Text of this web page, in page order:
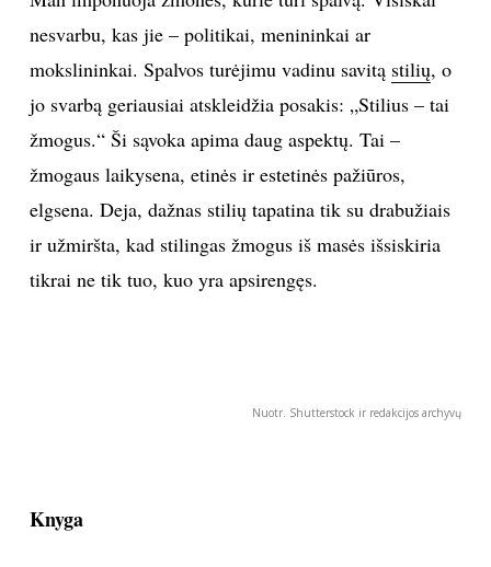
nesvarbu, kas jie – politikai, menininkai ar
mokslininkai. Spalvos turėjimu vadinu savitą stilių, o
jo svarbą geriausiai atskleidžia posakis: „Stilius – tai
žmogus.“ Ši sąvoka apima daug aspektų. Tai –
žmogaus laikysena, etinės ir estetinės pažiūros,
elgsena. Deja, dažnas stilių tapatina tik su drabužiais
ir užmiršta, kad stilingas žmogus iš masės išsiskiria
tikrai ne tik tuo, kuo yra apsirengęs.
Nuotr. Shutterstock ir redakcijos archyvų
Knyga